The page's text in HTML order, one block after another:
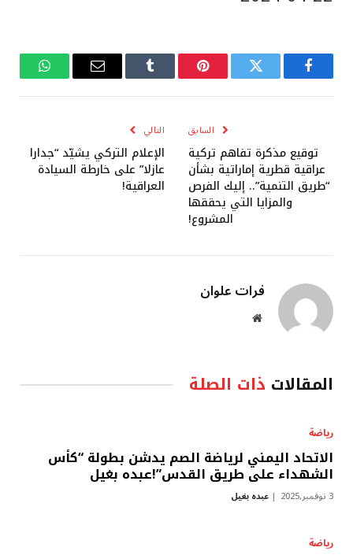
فيسبوك تويتر بينتيريستTumblr
البريد
واتساب
السابق
توقيع مذكرة تفاهم تركية
عراقية قطرية إماراتية بشأن
“طريق التنمية”.. إليك الفرص
والمزايا التي يحققها
المشروع!
التالي
الإعلام التركي يشيّد “جدارا
عازلا” على خارطة السيادة
العراقية!
فرات علوان
موقع
المقالات ذات الصلة
رياضة
الاتحاد اليمني لرياضة الصم يدشن بطولة “كأس
الشهداء على طريق القدس”!عبده بغيل
3 نوفمبر,2025 عبده بغيل
رياضة